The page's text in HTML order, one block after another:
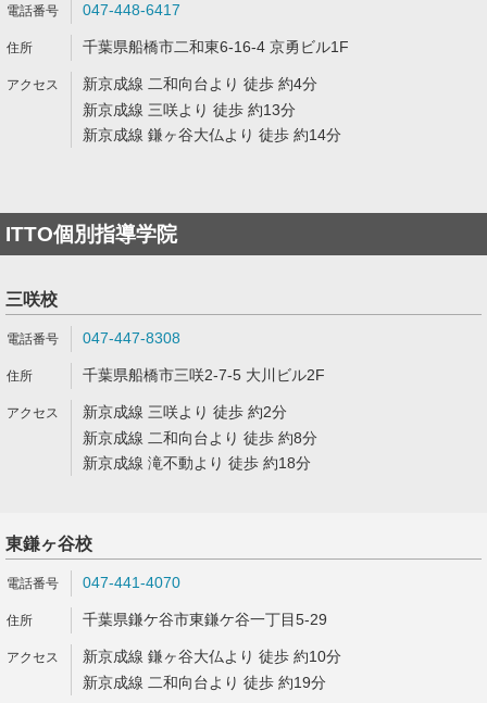
047-448-6417
千葉県船橋市二和東6-16-4 京勇ビル1F
新京成線 二和向台より 徒歩 約4分
新京成線 三咲より 徒歩 約13分
新京成線 鎌ヶ谷大仏より 徒歩 約14分
ITTO個別指導学院
三咲校
047-447-8308
千葉県船橋市三咲2-7-5 大川ビル2F
新京成線 三咲より 徒歩 約2分
新京成線 二和向台より 徒歩 約8分
新京成線 滝不動より 徒歩 約18分
東鎌ヶ谷校
047-441-4070
千葉県鎌ケ谷市東鎌ケ谷一丁目5-29
新京成線 鎌ヶ谷大仏より 徒歩 約10分
新京成線 二和向台より 徒歩 約19分